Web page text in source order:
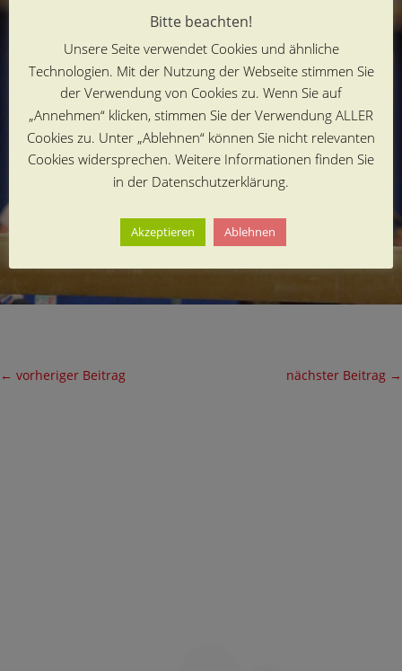
← vorheriger Beitrag nächster Beitrag →
Bitte beachten!
Unsere Seite verwendet Cookies und ähnliche
Technologien. Mit der Nutzung der Webseite stimmen Sie
der Verwendung von Cookies zu. Wenn Sie auf
„Annehmen“ klicken, stimmen Sie der Verwendung ALLER
Cookies zu. Unter „Ablehnen“ können Sie nicht relevanten
Cookies widersprechen. Weitere Informationen finden Sie
in der Datenschutzerklärung.
Akzeptieren Ablehnen